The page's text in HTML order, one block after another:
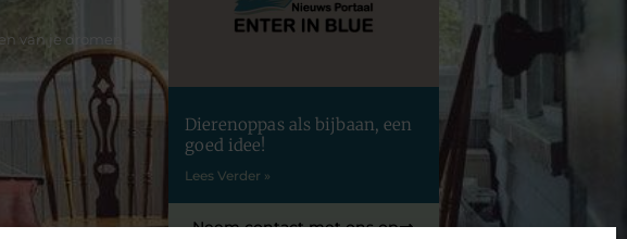
van je dromen
Dierenoppas als bijbaan, een
goed idee!
Lees Verder »
Neem contact met ons op